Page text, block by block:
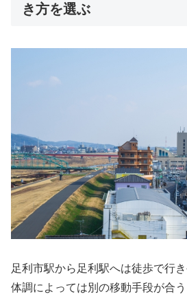
き方を選ぶ
足利市駅から足利駅へは徒歩で行
体調によっては別の移動手段が合う